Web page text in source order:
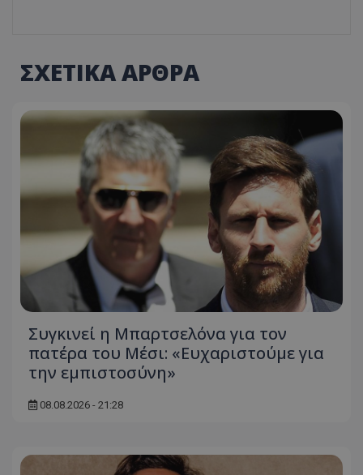
ΣΧΕΤΙΚΑ ΑΡΘΡΑ
Συγκινεί η Μπαρτσελόνα για τον
πατέρα του Μέσι: «Ευχαριστούμε για
την εμπιστοσύνη»
08.08.2026 - 21:28